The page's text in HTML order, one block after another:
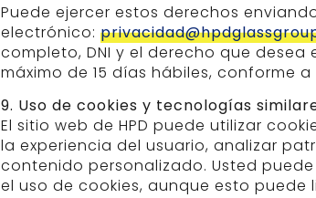
Puede ejercer estos derechos
electrónico:
completo, DNI y el derecho que desea
máximo de 15 días hábiles, conforme
9. Uso de cookies y tecnologías
El sitio web de HPD puede utilizar
la experiencia del usuario, analizar
contenido personalizado. Usted
el uso de cookies, aunque esto